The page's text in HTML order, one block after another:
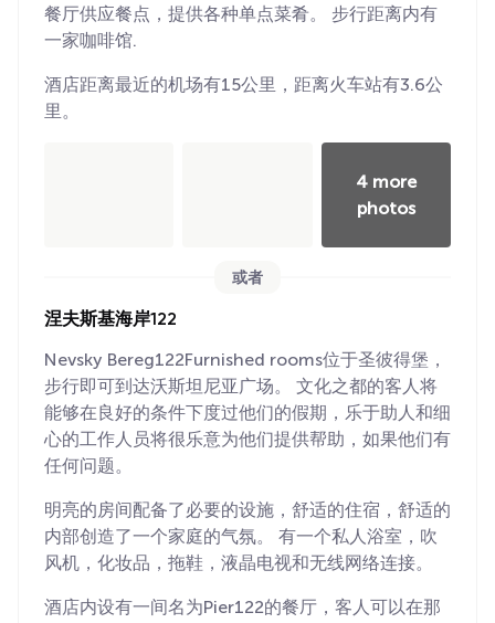
餐厅供应餐点，提供各种单点菜肴。 步行距离内有
一家咖啡馆.
酒店距离最近的机场有15公里，距离火车站有3.6公
里。
4 more
photos
或者
涅夫斯基海岸122
Nevsky Bereg122Furnished rooms位于圣彼得堡，
步行即可到达沃斯坦尼亚广场。 文化之都的客人将
能够在良好的条件下度过他们的假期，乐于助人和细
心的工作人员将很乐意为他们提供帮助，如果他们有
任何问题。
明亮的房间配备了必要的设施，舒适的住宿，舒适的
内部创造了一个家庭的气氛。 有一个私人浴室，吹
风机，化妆品，拖鞋，液晶电视和无线网络连接。
酒店内设有一间名为Pier122的餐厅，客人可以在那